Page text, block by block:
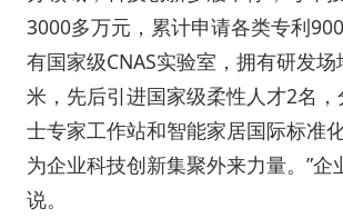
3000多万元，累计申请各类专利
有国家级CNAS实验室，拥有研发
米，先后引进国家级柔性人才2名
士专家工作站和智能家居国际标准
为企业科技创新集聚外来力量。”企
说。